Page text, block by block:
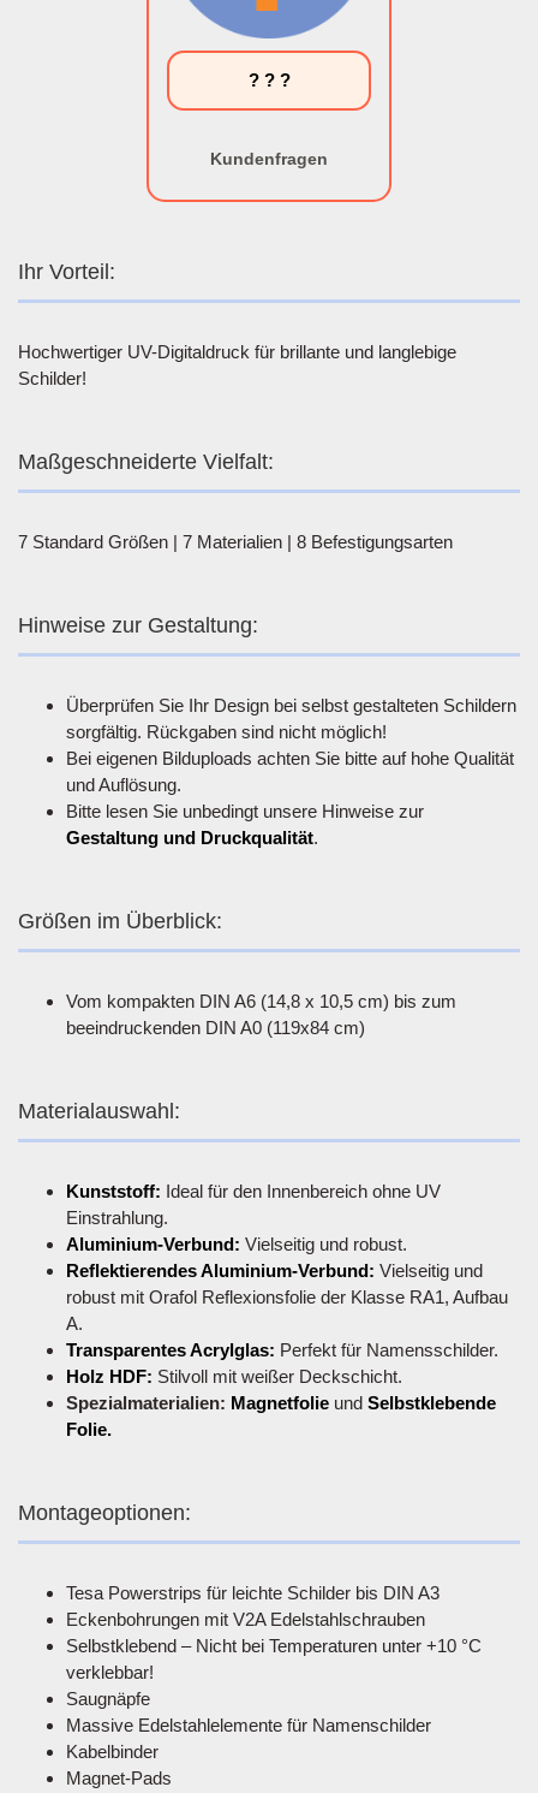
? ? ?
Kundenfragen
Ihr Vorteil:
Hochwertiger UV-Digitaldruck für brillante und langlebige
Schilder!
Maßgeschneiderte Vielfalt:
7 Standard Größen | 7 Materialien | 8 Befestigungsarten
Hinweise zur Gestaltung:
Überprüfen Sie Ihr Design bei selbst gestalteten Schildern
sorgfältig. Rückgaben sind nicht möglich!
Bei eigenen Bilduploads achten Sie bitte auf hohe Qualität
und Auflösung.
Bitte lesen Sie unbedingt unsere Hinweise zur
Gestaltung und Druckqualität.
Größen im Überblick:
Vom kompakten DIN A6 (14,8 x 10,5 cm) bis zum
beeindruckenden DIN A0 (119x84 cm)
Materialauswahl:
Kunststoff: Ideal für den Innenbereich ohne UV
Einstrahlung.
Aluminium-Verbund: Vielseitig und robust.
Reflektierendes Aluminium-Verbund: Vielseitig und
robust mit Orafol Reflexionsfolie der Klasse RA1, Aufbau
A.
Transparentes Acrylglas: Perfekt für Namensschilder.
Holz HDF: Stilvoll mit weißer Deckschicht.
Spezialmaterialien: Magnetfolie und Selbstklebende
Folie.
Montageoptionen:
Tesa Powerstrips für leichte Schilder bis DIN A3
Eckenbohrungen mit V2A Edelstahlschrauben
Selbstklebend – Nicht bei Temperaturen unter +10 °C
verklebbar!
Saugnäpfe
Massive Edelstahlelemente für Namenschilder
Kabelbinder
Magnet-Pads